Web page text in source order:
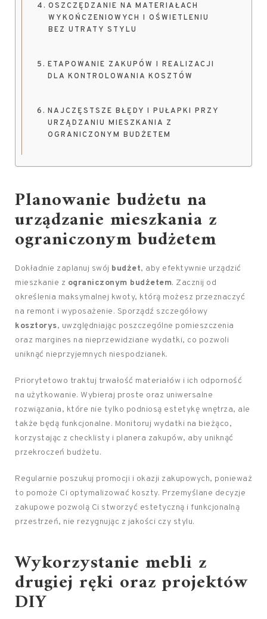
OSZCZĘDZANIE NA MATERIAŁACH
WYKOŃCZENIOWYCH I OŚWIETLENIU
BEZ UTRATY STYLU
ETAPOWANIE ZAKUPÓW I REALIZACJI
DLA KONTROLOWANIA KOSZTÓW
NAJCZĘSTSZE BŁĘDY I PUŁAPKI PRZY
URZĄDZANIU MIESZKANIA Z
OGRANICZONYM BUDŻETEM
Planowanie budżetu na
urządzanie mieszkania z
ograniczonymbudżetem
Dokładnie zaplanuj swój budżet, aby efektywnie urządzić
mieszkanie z ograniczonym budżetem. Zacznij od
określenia maksymalnej kwoty, którą możesz przeznaczyć
na remont i wyposażenie. Sporządź szczegółowy
kosztorys, uwzględniając poszczególne pomieszczenia
oraz margines na nieprzewidziane wydatki, co pozwoli
uniknąć nieprzyjemnych niespodzianek.
Priorytetowo traktuj trwałość materiałów i ich odporność
na użytkowanie. Wybieraj proste oraz uniwersalne
rozwiązania, które nie tylko podniosą estetykę wnętrza, ale
także będą funkcjonalne. Monitoruj wydatki na bieżąco,
korzystając z checklisty i planera zakupów, aby uniknąć
przekroczeń budżetu.
Regularnie poszukuj promocji i okazji zakupowych, ponieważ
to pomoże Ci optymalizować koszty. Przemyślane decyzje
zakupowe pozwolą Ci stworzyć estetyczną i funkcjonalną
przestrzeń, nie rezygnując z jakości czy stylu.
Wykorzystanie mebli z
drugiej ręki oraz projektów
DIY